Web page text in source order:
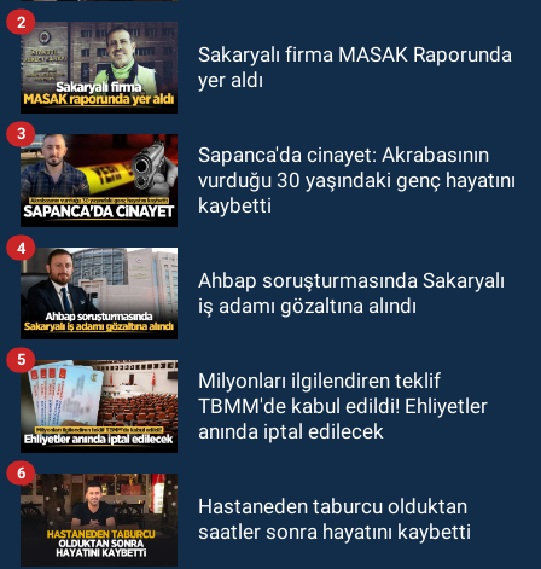
Sakaryalı firma MASAK Raporunda
yer aldı
2
Sapanca'da cinayet: Akrabasının
vurduğu 30 yaşındaki genç hayatını
kaybetti
3
Ahbap soruşturmasında Sakaryalı
iş adamı gözaltına alındı
4
Milyonları ilgilendiren teklif
TBMM'de kabul edildi! Ehliyetler
anında iptal edilecek
5
Hastaneden taburcu olduktan
saatler sonra hayatını kaybetti
6